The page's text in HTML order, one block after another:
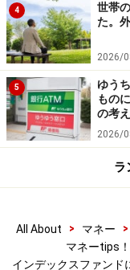
約8000万人程度増
経済の成長と一緒
新NISAについては
です」と語られて
※皆さんの投資エ
採用でもれなく
ーーーーーーーー
4
世帯
た。
2026/
5
ゆう
もの
の考え
2026/
ラ
All About > マネー >
マネーtips
インデックスファンド